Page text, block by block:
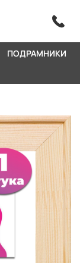
ПОДРАМНИКИ